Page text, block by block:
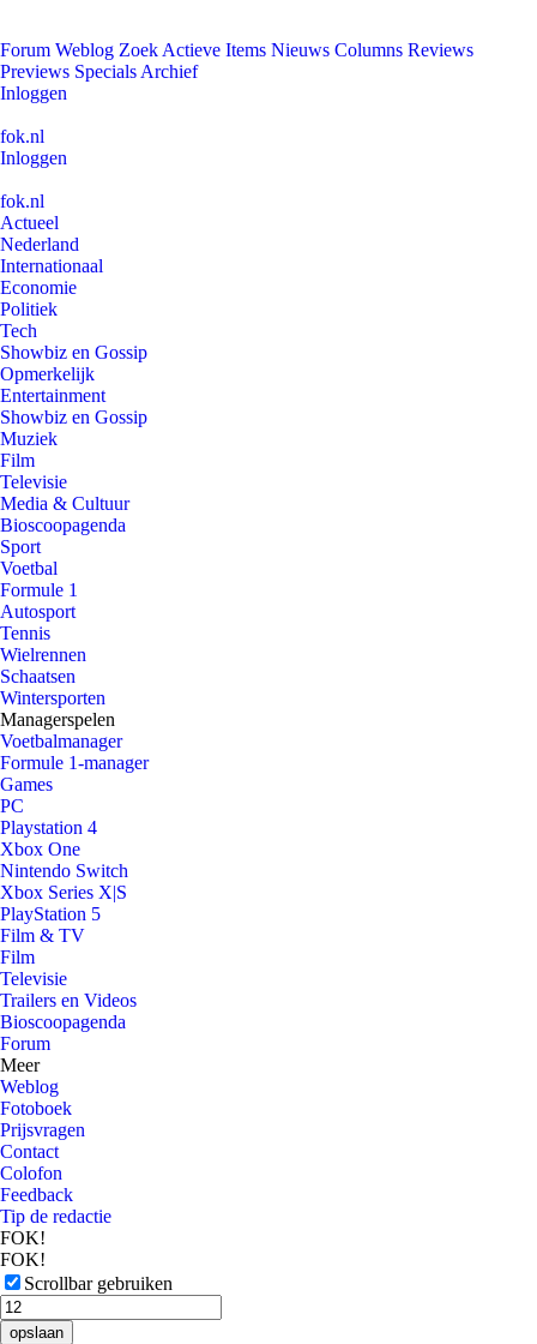
Forum Weblog Zoek Actieve Items Nieuws Columns Reviews
Previews Specials Archief
Inloggen
fok.nl
Inloggen
fok.nl
Actueel
Nederland
Internationaal
Economie
Politiek
Tech
Showbiz en Gossip
Opmerkelijk
Entertainment
Showbiz en Gossip
Muziek
Film
Televisie
Media & Cultuur
Bioscoopagenda
Sport
Voetbal
Formule 1
Autosport
Tennis
Wielrennen
Schaatsen
Wintersporten
Managerspelen
Voetbalmanager
Formule 1-manager
Games
PC
Playstation 4
Xbox One
Nintendo Switch
Xbox Series X|S
PlayStation 5
Film & TV
Film
Televisie
Trailers en Videos
Bioscoopagenda
Forum
Meer
Weblog
Fotoboek
Prijsvragen
Contact
Colofon
Feedback
Tip de redactie
FOK!
FOK!
Scrollbar gebruiken
opslaan